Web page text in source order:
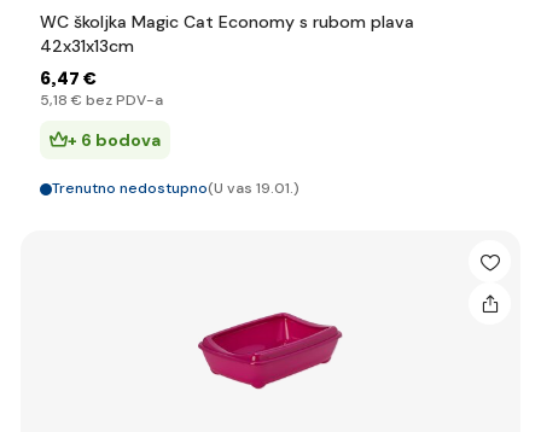
WC školjka Magic Cat Economy s rubom plava
42x31x13cm
6,47 €
5,18 € bez PDV-a
+ 6 bodova
Trenutno nedostupno(U vas 19.01.)